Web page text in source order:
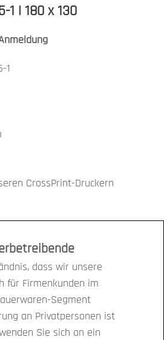
1 | 180 x 130
1
CrossPrint-Druckern
dass wir unsere
für Firmenkunden im
Segment
an Privatpersonen ist
Sie sich an ein